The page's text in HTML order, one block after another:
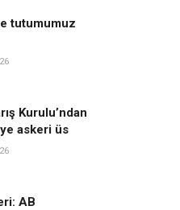
tutumumuz
Kurulu’ndan
askeri üs
AB